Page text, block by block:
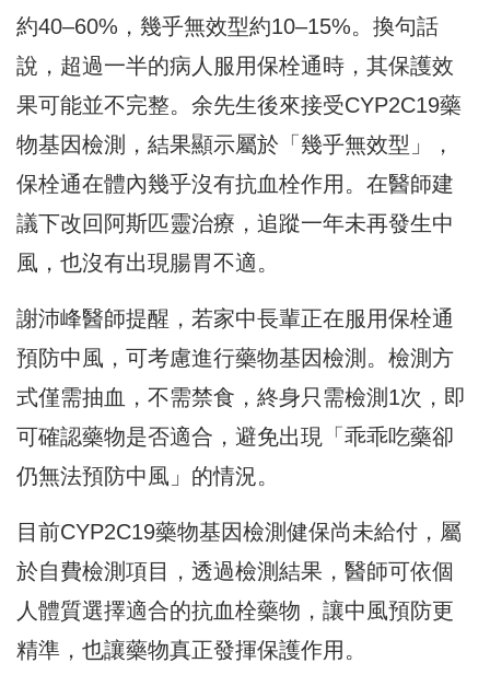
約40–60%，幾乎無效型約10–15%。換句話
說，超過一半的病人服用保栓通時，其保護效
果可能並不完整。余先生後來接受CYP2C19藥
物基因檢測，結果顯示屬於「幾乎無效型」，
保栓通在體內幾乎沒有抗血栓作用。在醫師建
議下改回阿斯匹靈治療，追蹤一年未再發生中
風，也沒有出現腸胃不適。
謝沛峰醫師提醒，若家中長輩正在服用保栓通
預防中風，可考慮進行藥物基因檢測。檢測方
式僅需抽血，不需禁食，終身只需檢測1次，即
可確認藥物是否適合，避免出現「乖乖吃藥卻
仍無法預防中風」的情況。
目前CYP2C19藥物基因檢測健保尚未給付，屬
於自費檢測項目，透過檢測結果，醫師可依個
人體質選擇適合的抗血栓藥物，讓中風預防更
精準，也讓藥物真正發揮保護作用。